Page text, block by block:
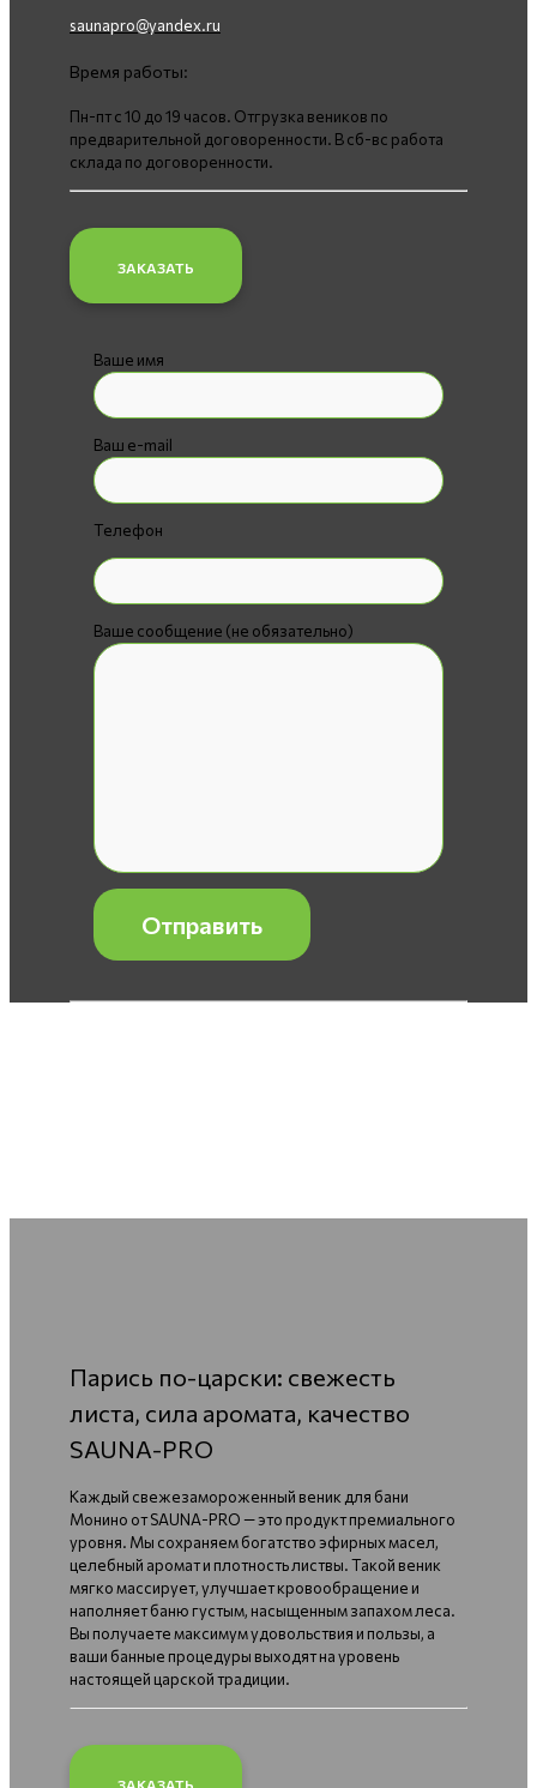
saunapro@yandex.ru
Время работы:
Пн-пт с 10 до 19 часов. Отгрузка веников по
предварительной договоренности. В сб-вс работа
склада по договоренности.
ЗАКАЗАТЬ
Ваше имя
Ваш e-mail
Телефон
Ваше сообщение (не обязательно)
Парись по-царски: свежесть
листа, сила аромата, качество
SAUNA-PRO
Каждый свежезамороженный веник для бани
Монино от SAUNA-PRO — это продукт премиального
уровня. Мы сохраняем богатство эфирных масел,
целебный аромат и плотность листвы. Такой веник
мягко массирует, улучшает кровообращение и
наполняет баню густым, насыщенным запахом леса.
Вы получаете максимум удовольствия и пользы, а
ваши банные процедуры выходят на уровень
настоящей царской традиции.